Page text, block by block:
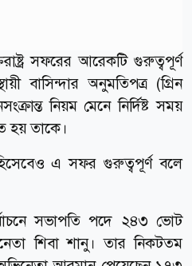
সফরের আরেকটি গুরুত্বপূর্ণ
বাসিন্দার অনুমতিপত্র (গ্রিন
নিয়ম মেনে নির্দিষ্ট সময়
হয় তাকে।
এ সফর গুরুত্বপূর্ণ বলে
সভাপতি পদে ২৪৩ ভোট
শিবা শানু। তার নিকটতম